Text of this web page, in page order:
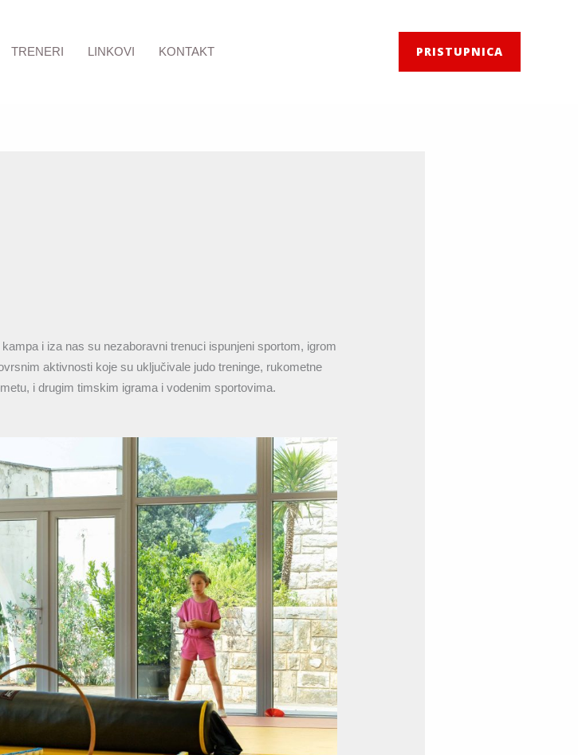
TRENERI LINKOVI KONTAKT PRISTUPNICA
i iza nas su nezaboravni trenuci ispunjeni sportom, igrom
aktivnosti koje su uključivale judo treninge, rukometne
i drugim timskim igrama i vodenim sportovima.